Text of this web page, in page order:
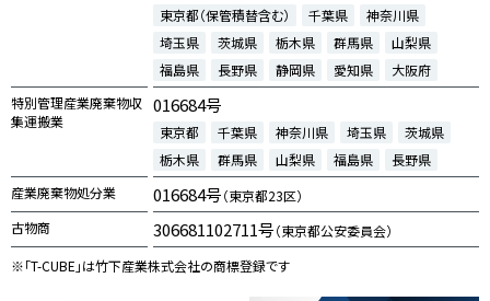
東京都（保管積替含む） 千葉県
神奈川県
埼玉県
茨城県 栃木県 群馬県
山梨県
福島県
長野県 静岡県 愛知県
大阪府
特別管理産業廃棄物収
集運搬業
016684号
東京都 千葉県 神奈川県 埼玉県
茨城県
栃木県
群馬県 山梨県 福島県
長野県
産業廃棄物処分業
016684号（東京都23区）
古物商
306681102711号（東京都公安委員会）
※「T-CUBE」は竹下産業株式会社の商標登録です